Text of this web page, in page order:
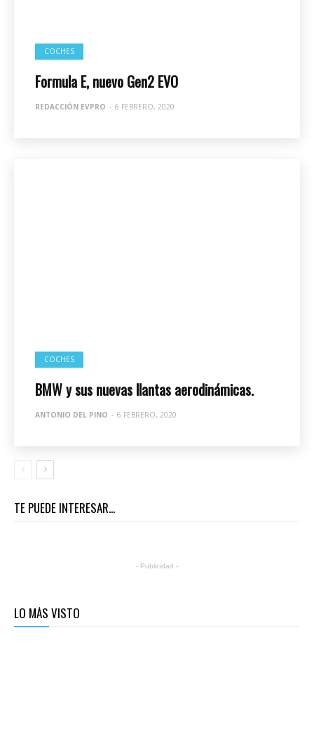
COCHES
Formula E, nuevo Gen2 EVO
REDACCIÓN EVPRO - 6 FEBRERO, 2020
COCHES
BMW y sus nuevas llantas aerodinámicas.
ANTONIO DEL PINO - 6 FEBRERO, 2020
TE PUEDE INTERESAR...
- Publicidad -
LO MÁS VISTO